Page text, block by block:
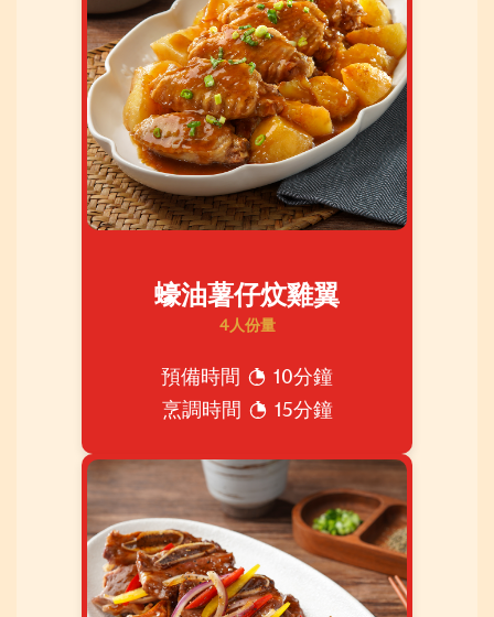
蠔油薯仔炆雞翼
4人份量
預備時間
10分鐘
烹調時間
15分鐘